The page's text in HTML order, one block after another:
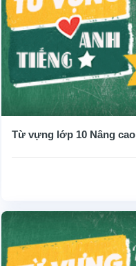
Từ vựng lớp 10 Nâng cao